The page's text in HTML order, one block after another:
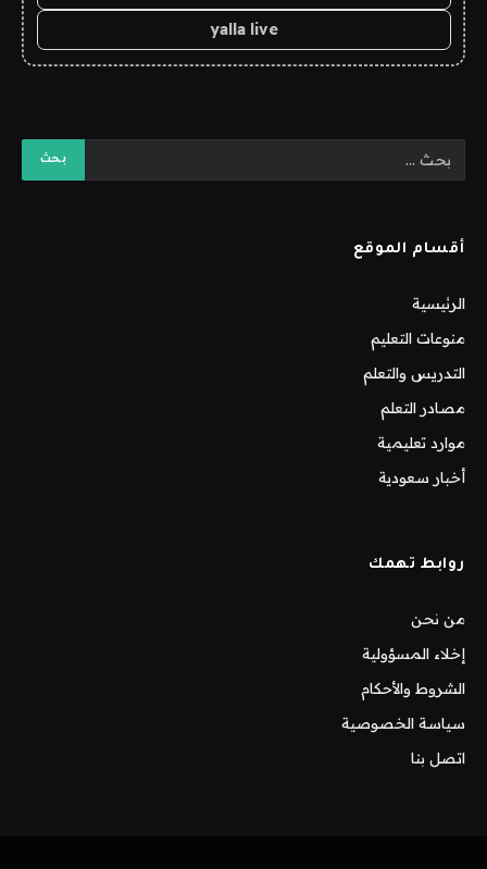
yalla live
أقسام الموقع
الرئيسية
منوعات التعليم
التدريس والتعلم
مصادر التعلم
موارد تعليمية
أخبار سعودية
روابط تهمك
من نحن
إخلاء المسؤولية
الشروط والأحكام
سياسة الخصوصية
اتصل بنا